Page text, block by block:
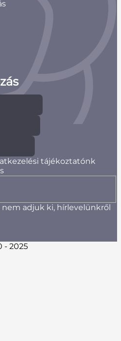
tájékoztatónk
adjuk ki, hírlevelünkről
- 2025